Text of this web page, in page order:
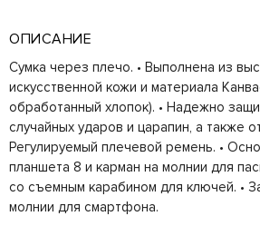
ОПИСАНИЕ
Сумка через плечо. • Выполнена из
искусственной кожи и материала
обработанный хлопок). • Надежно
случайных ударов и царапин, а также
Регулируемый плечевой ремень. •
планшета 8 и карман на молнии для
со съемным карабином для ключей. •
молнии для смартфона.